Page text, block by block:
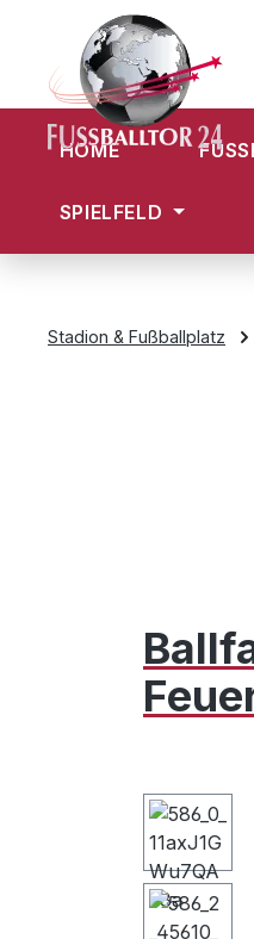
Hauptinhalt springen
Zur Suche springen
Zur Hauptnavigation
HOME
SPIELFELD
Stadion & Fußballplatz